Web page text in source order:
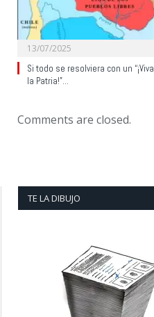
13/07/2025
Si todo se resolviera con un “¡Viva
la Patria!”…
Comments are closed.
TE LA DIBUJO